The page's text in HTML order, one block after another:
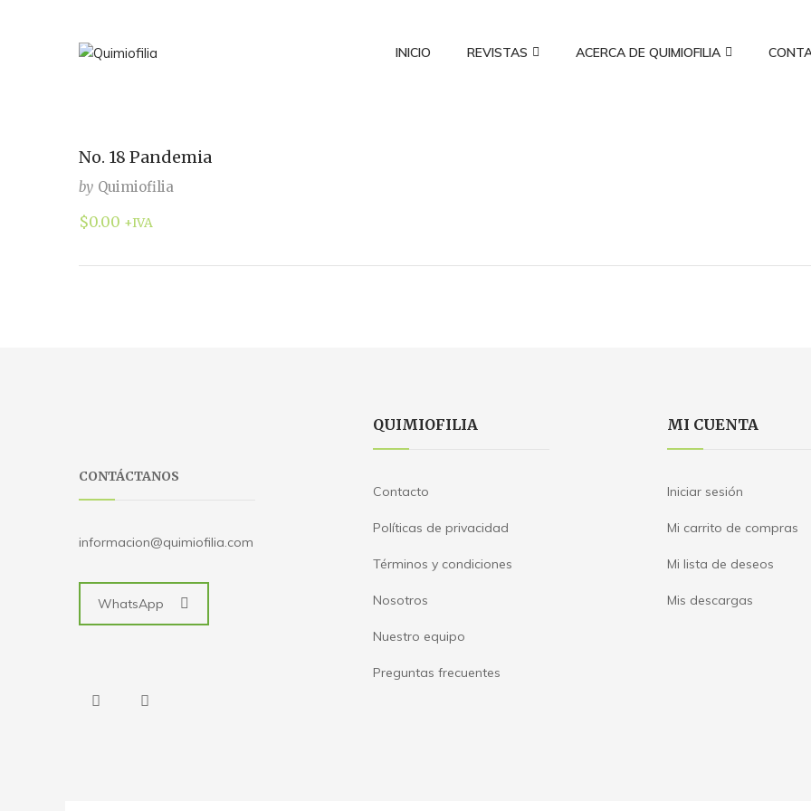
INICIO REVISTAS ACERCA DE QUIMIOFILIA
No. 18 Pandemia
by Quimiofilia
$0.00 +IVA
CONTÁCTANOS
informacion@quimiofilia.com
WhatsApp
QUIMIOFILIA
Contacto
Políticas de privacidad
Términos y condiciones
Nosotros
Nuestro equipo
Preguntas frecuentes
MI CUENTA
Iniciar sesión
Mi carrito de compras
Mi lista de deseos
Mis descargas